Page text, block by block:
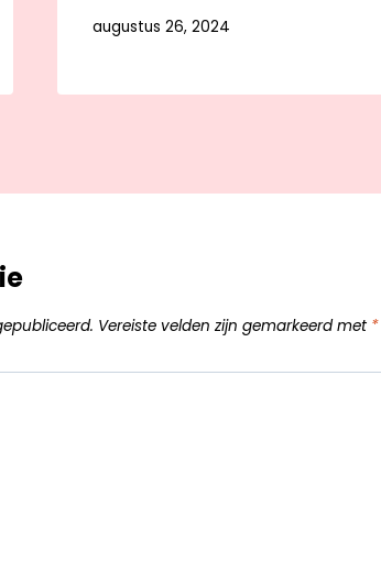
augustus 26, 2024
Vereiste velden zijn gemarkeerd met *